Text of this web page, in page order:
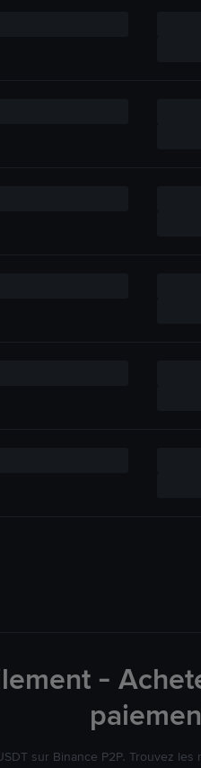
-
sur Binance P2P. Trouvez